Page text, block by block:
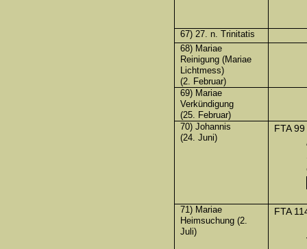
67) 27. n. Trinitatis
68) Mariae
Reinigung (Mariae
Lichtmess)
(2. Februar)
69) Mariae
Verkündigung
(25. Februar)
70) Johannis
(24. Juni)
FTA 99
71) Mariae
Heimsuchung (2.
Juli)
FTA